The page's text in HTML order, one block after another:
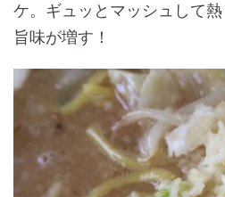
ケ。ギュッとマッシュして
旨味が増す！